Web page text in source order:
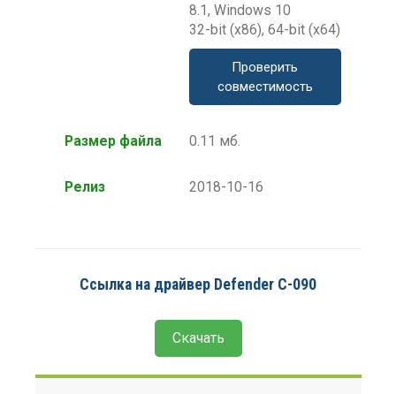
8.1, Windows 10
32-bit (x86), 64-bit (x64)
Проверить
совместимость
Размер файла 0.11 мб.
Релиз 2018-10-16
Ссылка на драйвер Defender C-090
Скачать